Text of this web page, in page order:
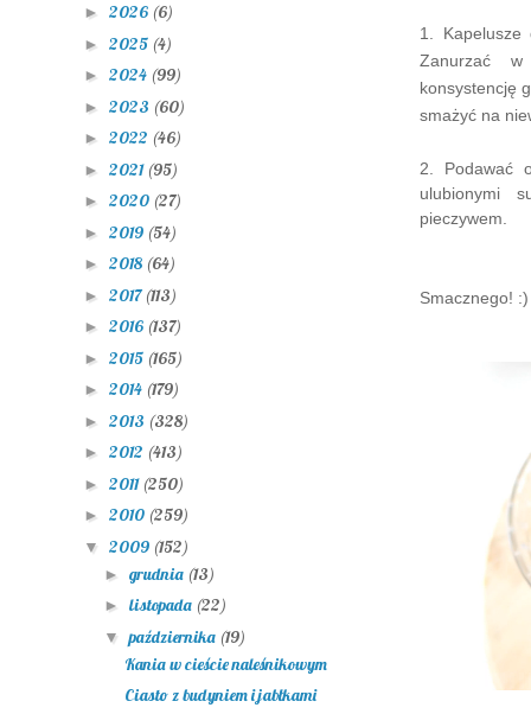
1. Kapelusze
Zanurzać w
konsystencję
smażyć na
2. Podawać
ulubionymi
pieczywem.
Smacznego! :)
► 2026 (6)
► 2025 (4)
► 2024 (99)
► 2023 (60)
► 2022 (46)
► 2021 (95)
► 2020 (27)
► 2019 (54)
► 2018 (64)
► 2017(113)
► 2016 (137)
► 2015 (165)
► 2014 (179)
► 2013 (328)
► 2012 (413)
► 2011 (250)
► 2010 (259)
▼ 2009 (152)
► grudnia (13)
► listopada (22)
▼października (19)
Kania w cieście naleśnikowym
Ciasto z budyniem i jabłkami